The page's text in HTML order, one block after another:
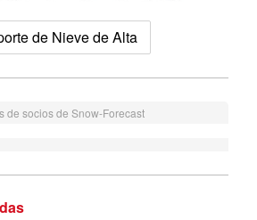
de Nieve de Alta
de socios de Snow-Forecast